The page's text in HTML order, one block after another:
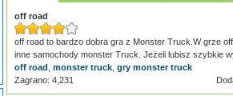
off road
off road to bardzo dobra gra z Monster Truck.W grze
inne samochody monster Truck. Jeżeli lubisz szybkie
off road monster truck gry monster truck
Zagrano: 4,231